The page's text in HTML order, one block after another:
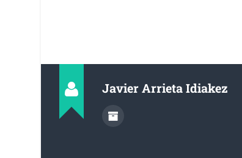
Javier Arrieta Idiakez